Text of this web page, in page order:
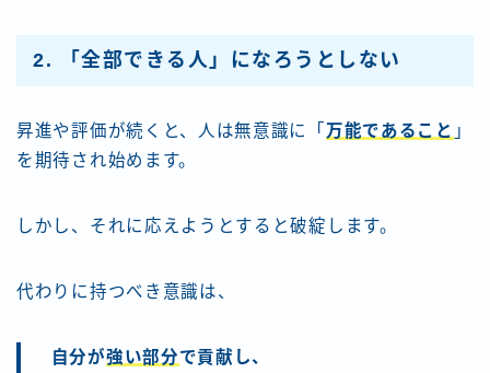
2. 「全部できる人」になろうとしない
昇進や評価が続くと、人は無意識に「 万能であること 」
を期待され始めます。
しかし、それに応えようとすると破綻します。
代わりに持つべき意識は、
自分が強い部分で貢献し、